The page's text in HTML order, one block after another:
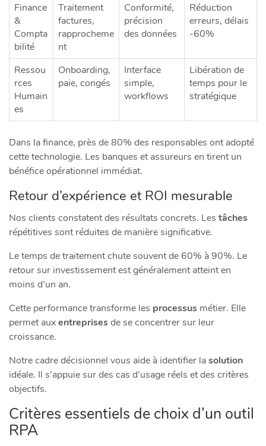
Finance
&
Compta
bilité
Traitement
factures,
rapprocheme
nt
Conformité,
précision
des données
Réduction
erreurs, délais
-60%
Ressou
rces
Humain
es
Onboarding,
paie, congés
Interface
simple,
workflows
Libération de
temps pour le
stratégique
Dans la finance, près de 80% des responsables ont adopté
cette technologie. Les banques et assureurs en tirent un
bénéfice opérationnel immédiat.
Retour d’expérience et ROI mesurable
Nos clients constatent des résultats concrets. Les tâches
répétitives sont réduites de manière significative.
Le temps de traitement chute souvent de 60% à 90%. Le
retour sur investissement est généralement atteint en
moins d’un an.
Cette performance transforme les processus métier. Elle
permet auxentreprisesde se concentrer sur leur
croissance.
Notre cadre décisionnel vous aide à identifier lasolution
idéale. Il s’appuie sur des cas d’usage réels et des critères
objectifs.
Critères essentiels de choix d’un outil
RPA